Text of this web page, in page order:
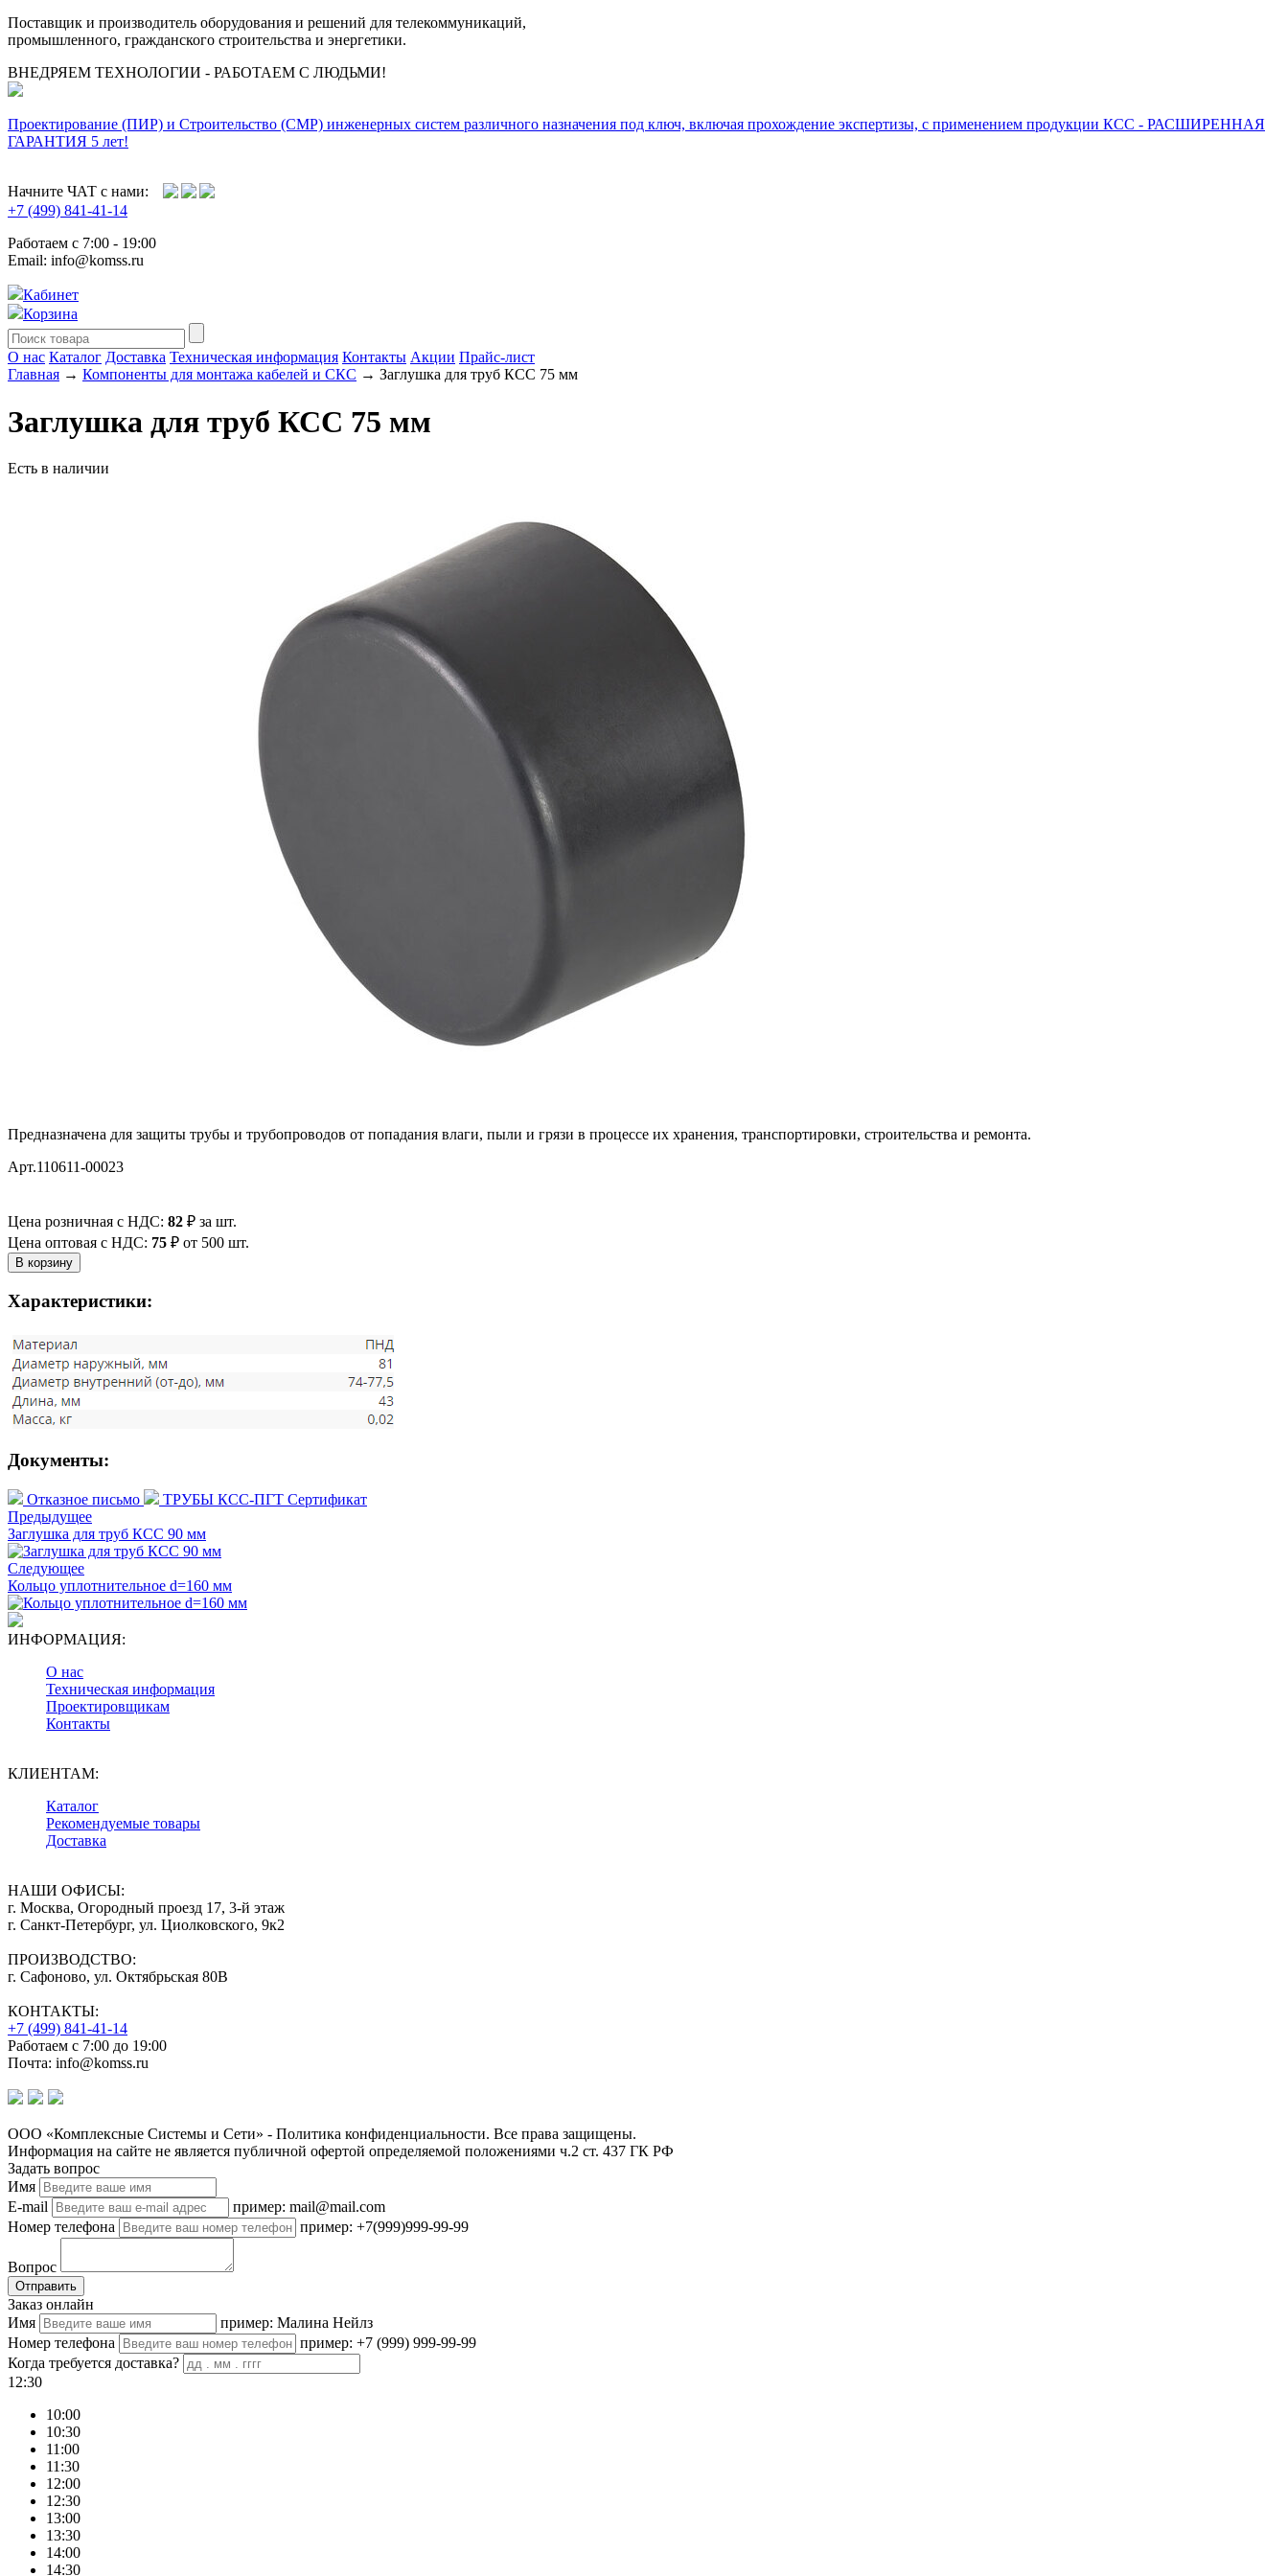
Поставщик и производитель оборудования и решений для телекоммуникаций,
промышленного, гражданского строительства и энергетики.
ВНЕДРЯЕМ ТЕХНОЛОГИИ - РАБОТАЕМ С ЛЮДЬМИ!
Проектирование (ПИР) и Cтроительство (СМР) инженерных систем различного назначения под ключ, включая прохождение экспертизы, с применением продукции КСС - РАСШИРЕННАЯ
ГАРАНТИЯ 5 лет!
Начните ЧАТ с нами:
+7 (499) 841-41-14
Работаем с 7:00 - 19:00
Email: info@komss.ru
Кабинет
Корзина
О нас Каталог Доставка Техническая информация Контакты Акции Прайс-лист
Главная → Компоненты для монтажа кабелей и СКС → Заглушка для труб КСС 75 мм
Заглушка для труб КСС 75 мм
Есть в наличии
Предназначена для защиты трубы и трубопроводов от попадания влаги, пыли и грязи в процессе их хранения, транспортировки, строительства и ремонта.
Арт.110611-00023
Цена розничная с НДС: 82 ₽ за шт.
Цена оптовая с НДС: 75 ₽ от 500 шт.
Характеристики:
Документы:
Отказное письмо
ТРУБЫ КСС-ПГТ Сертификат
Предыдущее
Заглушка для труб КСС 90 мм
Следующее
Кольцо уплотнительное d=160 мм
ИНФОРМАЦИЯ:
О нас
Техническая информация
Проектировщикам
Контакты
КЛИЕНТАМ:
Каталог
Рекомендуемые товары
Доставка
НАШИ ОФИСЫ:
г. Москва, Огородный проезд 17, 3-й этаж
г. Санкт-Петербург, ул. Циолковского, 9к2
ПРОИЗВОДСТВО:
г. Сафоново, ул. Октябрьская 80В
КОНТАКТЫ:
+7 (499) 841-41-14
Работаем с 7:00 до 19:00
Почта: info@komss.ru
ООО «Комплексные Системы и Сети» - Политика конфиденциальности. Все права защищены.
Информация на сайте не является публичной офертой определяемой положениями ч.2 ст. 437 ГК РФ
Задать вопрос
Имя
E-mail
пример: mail@mail.com
Номер телефона
пример: +7(999)999-99-99
Вопрос
Отправить
Заказ онлайн
Имя
пример: Малина Нейлз
Номер телефона
пример: +7 (999) 999-99-99
Когда требуется доставка?
12:30
10:00
10:30
11:00
11:30
12:00
12:30
13:00
13:30
14:00
14:30